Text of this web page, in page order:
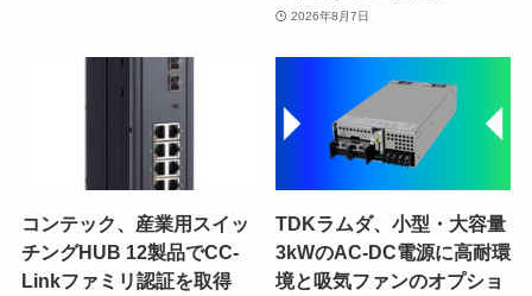
2026年8月7日
コンテック、産業用スイッ
チングHUB 12製品でCC-
Linkファミリ認証を取得
TDKラムダ、小型・大容量
3kWのAC-DC電源に高耐環
境と吸気ファンのオプショ